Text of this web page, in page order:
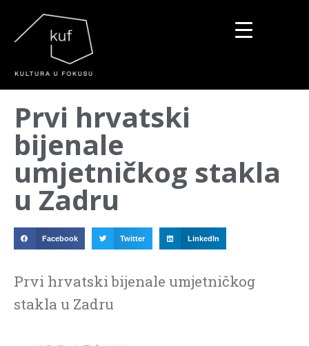
Prvi hrvatski
bijenale
umjetničkog stakla
u Zadru
Facebook Twitter LinkedIn
Prvi hrvatski bijenale umjetničkog
stakla u Zadru
▼
▼